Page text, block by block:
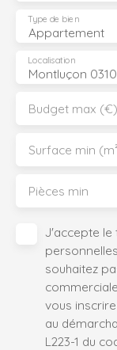
Appartement
Type de bien
Montluçon
Localisation
Budget max (€)
Surface min
Pièces min
J'accepte le
souhaitez
vous
au
L223-1 du